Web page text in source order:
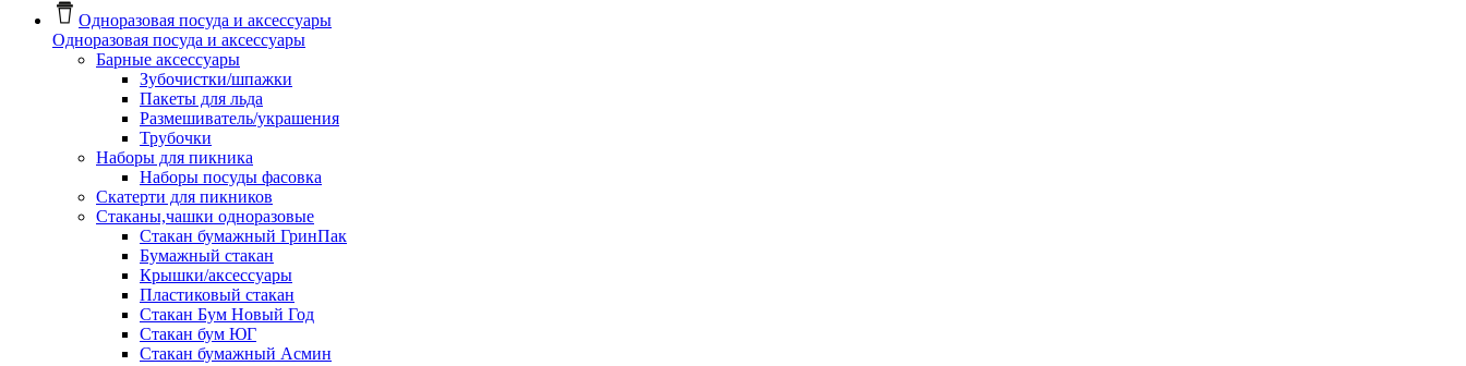
Одноразовая посуда и аксессуары
Одноразовая посуда и аксессуары
Барные аксессуары
Зубочистки/шпажки
Пакеты для льда
Размешиватель/украшения
Трубочки
Наборы для пикника
Наборы посуды фасовка
Скатерти для пикников
Стаканы,чашки одноразовые
Cтакан бумажный ГринПак
Бумажный стакан
Крышки/аксессуары
Пластиковый стакан
Стакан Бум Новый Год
Стакан бум ЮГ
Стакан бумажный Асмин